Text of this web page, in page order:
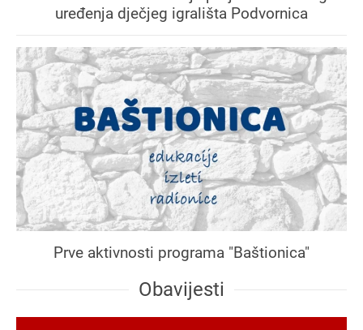
uređenja dječjeg igrališta Podvornica
Prve aktivnosti programa "Baštionica"
Obavijesti